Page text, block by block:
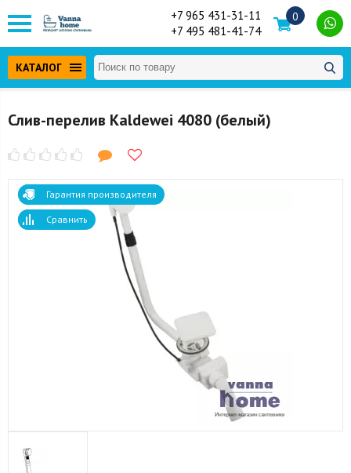
+7 965 431-31-11
+7 495 481-41-74
0
КАТАЛОГ
Слив-перелив Kaldewei 4080 (белый)
Гарантия производителя
Сравнить